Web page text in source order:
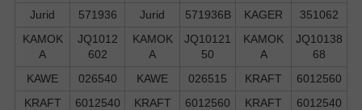
Jurid 571936 Jurid 571936B KAGER
351062
KAMOK
A
JQ1012
602
KAMOK
A
JQ10121
50
KAMOK
A
JQ10138
68
KAWE
026540 KAWE 026515 KRAFT
6012560
KRAFT
6012540
KRAFT
6012560
KRAFT
6012540